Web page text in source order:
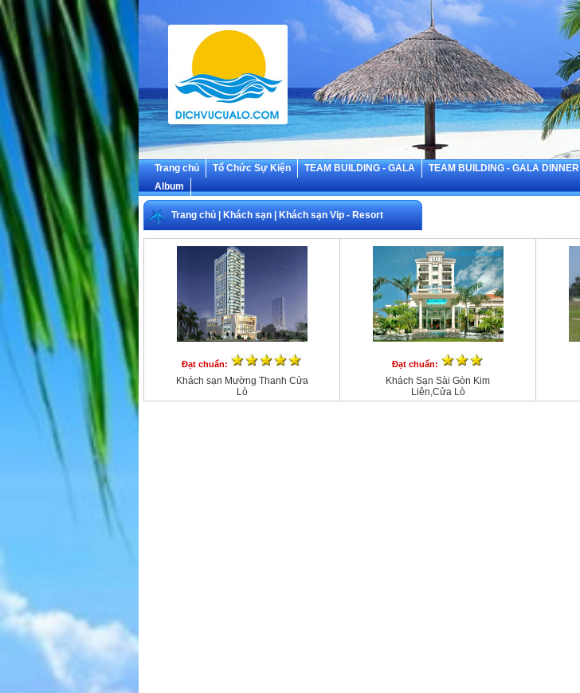
Trang chủ Tổ Chức Sự Kiện TEAM BUILDING - GALA TEAM BUILDING - GALA DINNER
Album
Trang chủ Khách sạn Khách sạn Vip - Resort
Đạt chuẩn:
Khách sạn Mường Thanh Cửa
Lò
Đạt chuẩn:
Khách Sạn Sài Gòn Kim
Liên,Cửa Lò